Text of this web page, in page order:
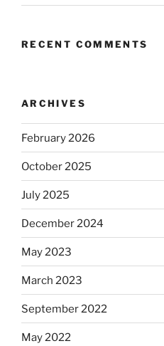
RECENT COMMENTS
ARCHIVES
February 2026
October 2025
July 2025
December 2024
May 2023
March 2023
September 2022
May 2022